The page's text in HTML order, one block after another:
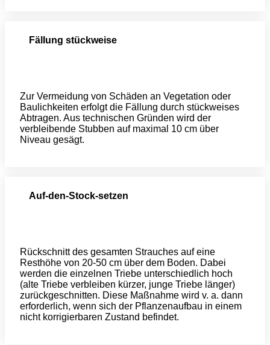
Fällung stückweise
Zur Vermeidung von Schäden an Vegetation oder
Baulichkeiten erfolgt die Fällung durch stückweises
Abtragen. Aus technischen Gründen wird der
verbleibende Stubben auf maximal 10 cm über
Niveau gesägt.
Auf-den-Stock-setzen
Rückschnitt des gesamten Strauches auf eine
Resthöhe von 20-50 cm über dem Boden. Dabei
werden die einzelnen Triebe unterschiedlich hoch
(alte Triebe verbleiben kürzer, junge Triebe länger)
zurückgeschnitten. Diese Maßnahme wird v. a. dann
erforderlich, wenn sich der Pflanzenaufbau in einem
nicht korrigierbaren Zustand befindet.